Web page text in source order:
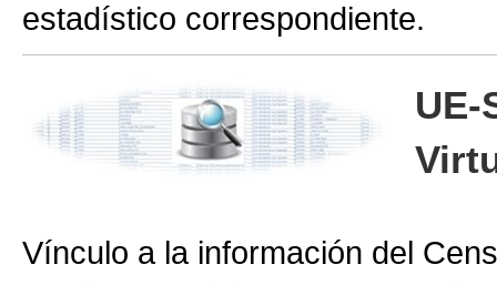
estadístico correspondiente.
UE-
Vínculo a la información del